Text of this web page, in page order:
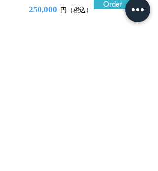
250,000 円（税込）
Order